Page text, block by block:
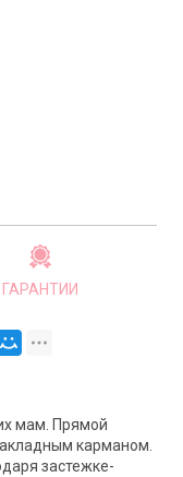
ГАРАНТИИ
мам. Прямой
карманом.
застежке-